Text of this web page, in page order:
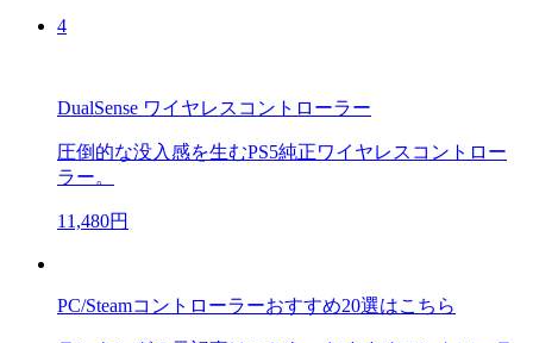
4
DualSense ワイヤレスコントローラー
圧倒的な没入感を生むPS5純正ワイヤレスコントロー
ラー。
11,480円
PC/Steamコントローラーおすすめ20選はこちら